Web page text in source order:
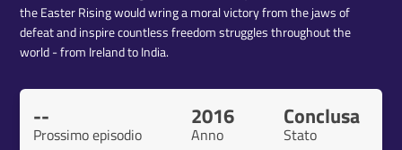
the Easter Rising would wring a moral victory from the jaws of
defeat and inspire countless freedom struggles throughout the
world - from Ireland to India.
--
Prossimo episodio
2016
Anno
Conclusa
Stato